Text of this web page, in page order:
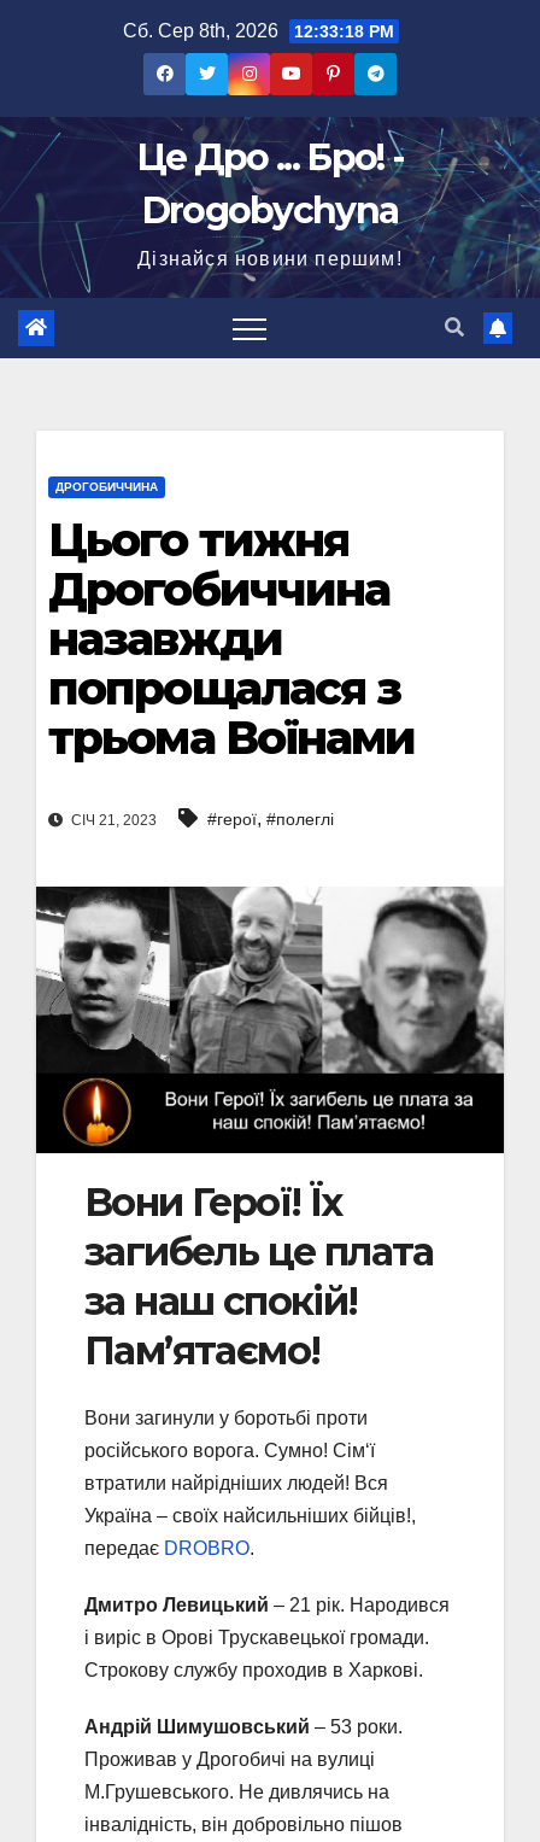
Сб. Сер 8th, 2026 12:33:19 PM
Це Дро ... Бро! -
Drogobychyna
Дізнайся новини першим!
ДРОГОБИЧЧИНА
Цього тижня
Дрогобиччина
назавжди
попрощалася з
трьома Воїнами
СІЧ 21, 2023 #герої, #полеглі
Вони Герої! Їх
загибель це плата
за наш спокій!
Пам’ятаємо!
Вони загинули у боротьбі проти
російського ворога. Сумно! Сім‘ї
втратили найрідніших людей! Вся
Україна – своїх найсильніших бійців!,
передає DROBRO.
Дмитро Левицький – 21 рік. Народився
і виріс в Орові Трускавецької громади.
Строкову службу проходив в Харкові.
Андрій Шимушовський – 53 роки.
Проживав у Дрогобичі на вулиці
М.Грушевського. Не дивлячись на
інвалідність, він добровільно пішов